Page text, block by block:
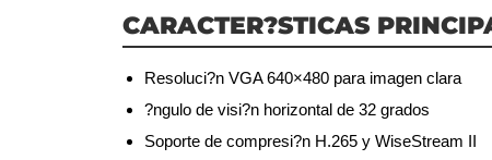
CARACTER?STICAS
Resoluci?n VGA 640×480 para imagen clara
?ngulo de visi?n horizontal de 32 grados
Soporte de compresi?n H.265 y WiseStream II